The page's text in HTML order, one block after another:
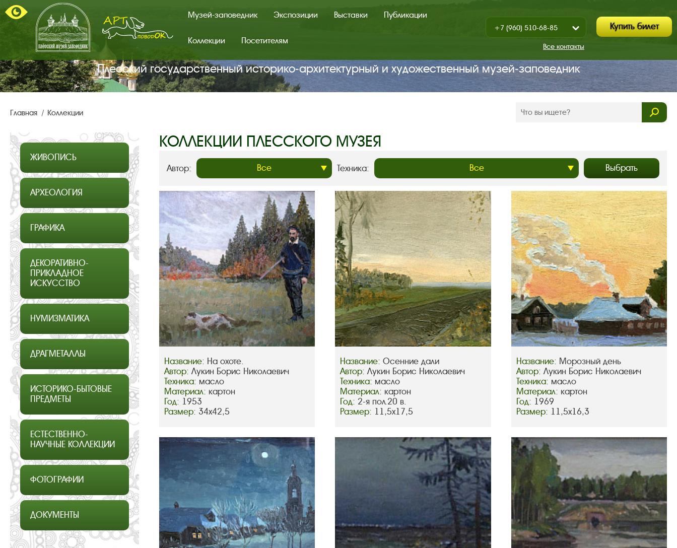
Главная
страница.
поводок.
Музей-заповедник Экспозиции Выставки Публикации
Коллекции Посетителям
Показать
/
Закрыть
+7 (960) 510-68-85
+7 (930) 347-67-70Все контакты
Купить билет
Плесский государственный историко‑архитектурный и художественный музей‑заповедник
Главная Коллекции
ЖИВОПИСЬ
АРХЕОЛОГИЯ
ГРАФИКА
ДЕКОРАТИВНО-
ПРИКЛАДНОЕ
ИСКУССТВО
НУМИЗМАТИКА
ДРАГМЕТАЛЛЫ
ИСТОРИКО-БЫТОВЫЕ
ПРЕДМЕТЫ
ЕСТЕСТВЕННО-
НАУЧНЫЕ КОЛЛЕКЦИИ
ФОТОГРАФИИ
ДОКУМЕНТЫ
КОЛЛЕКЦИИ ПЛЕССКОГО МУЗЕЯ
Автор: Техника: Выбрать
Название: На охоте.
Автор: Лукин Борис Николаевич
Техника: масло
Материал: картон
Год: 1953
Размер: 34х42,5
Название:Осенние дали
Автор:Лукин Борис Николаевич
Техника: масло
Материал: картон
Год: 2-я пол.20 в.
Размер: 11,5х17,5
Название: Морозный день
Автор: Лукин Борис Николаевич
Техника: масло
Материал: картон
Год: 1969
Размер: 11,5х16,3